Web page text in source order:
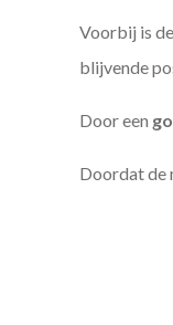
Voorbij is
blijvende
Door een
Doordat de